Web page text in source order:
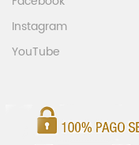
Instagram
YouTube